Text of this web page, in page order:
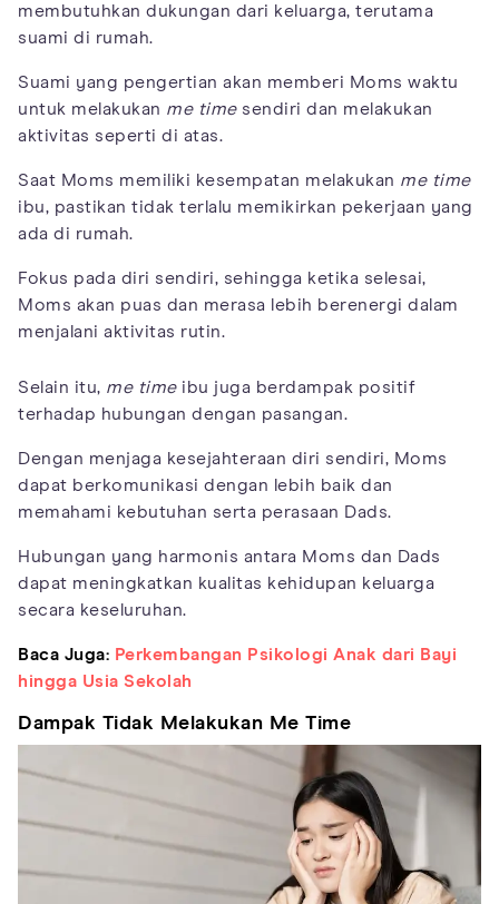
membutuhkan dukungan dari keluarga, terutama
suami di rumah.
Suami yang pengertian akan memberi Moms waktu
untuk melakukan me timesendiri dan melakukan
aktivitas seperti di atas.
Saat Moms memiliki kesempatan melakukan me time
ibu, pastikan tidak terlalu memikirkan pekerjaan yang
ada di rumah.
Fokus pada diri sendiri, sehingga ketika selesai,
Moms akan puas dan merasa lebih berenergi dalam
menjalani aktivitas rutin.
Selain itu, me timeibu juga berdampak positif
terhadap hubungan dengan pasangan.
Dengan menjaga kesejahteraan diri sendiri, Moms
dapat berkomunikasi dengan lebih baik dan
memahami kebutuhan serta perasaan Dads.
Hubungan yang harmonis antara Moms dan Dads
dapat meningkatkan kualitas kehidupan keluarga
secara keseluruhan.
Baca Juga: Perkembangan Psikologi Anak dari Bayi
hingga Usia Sekolah
Dampak Tidak Melakukan Me Time